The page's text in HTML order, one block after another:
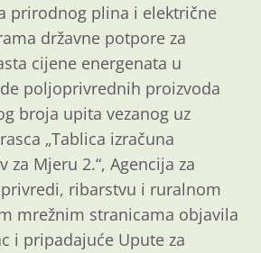
prirodnog plina i električne
državne potpore za
cijene energenata u
poljoprivrednih proizvoda
broja upita vezanog uz
„Tablica izračuna
za Mjeru 2.“, Agencija za
ribarstvu i ruralnom
mrežnim stranicama objavila
i pripadajuće Upute za